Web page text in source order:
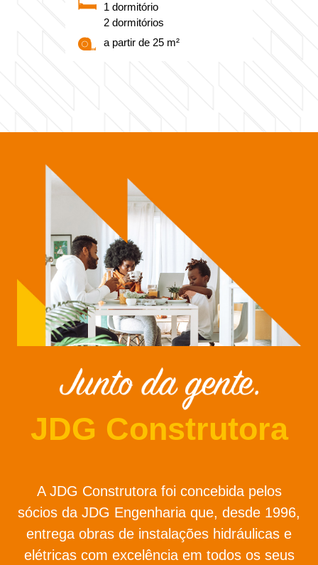
1 dormitório
2 dormitórios
a partir de 25 m²
JDG Construtora
A JDG Construtora foi concebida pelos
sócios da JDG Engenharia que, desde 1996,
entrega obras de instalações hidráulicas e
elétricas com excelência em todos os seus